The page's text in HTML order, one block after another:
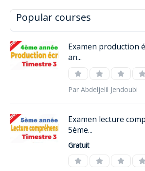
Popular courses
Examen production
an...
Par Abdeljelil Jendoubi
Examen lecture
5ème...
Gratuit